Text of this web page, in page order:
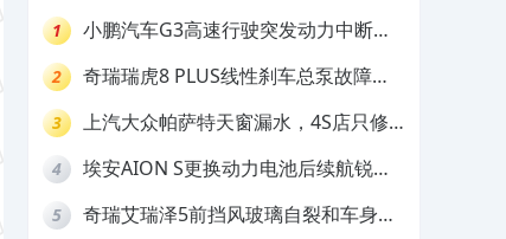
1
小鹏汽车G3高速行驶突发动力中断，
2
奇瑞瑞虎8 PLUS线性刹车总泵故障，
3
上汽大众帕萨特天窗漏水，4S店只修
4
埃安AION S更换动力电池后续航锐
5
奇瑞艾瑞泽5前挡风玻璃自裂和车身多